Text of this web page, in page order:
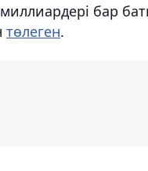
бар
төлеген.